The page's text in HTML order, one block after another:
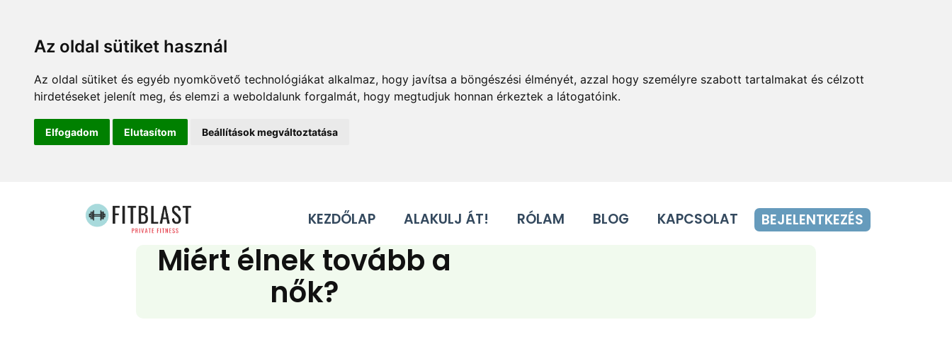
Az oldal sütiket használ
Az oldal sütiket és egyéb nyomkövető technológiákat alkalmaz, hogy javítsa a böngészési élményét, azzal hogy személyre szabott tartalmakat és célzott
hirdetéseket jelenít meg, és elemzi a weboldalunk forgalmát, hogy megtudjuk honnan érkeztek a látogatóink.
Elfogadom Elutasítom Beállítások megváltoztatása
KEZDŐLAP ALAKULJ ÁT! RÓLAM BLOG KAPCSOLAT BEJELENTKEZÉS
Miért élnek tovább a
nők?